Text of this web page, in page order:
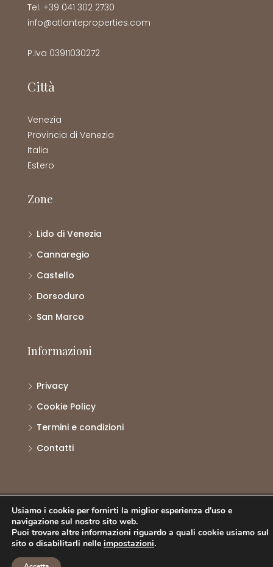
Tel. +39 041 302 2730
info@atlanteproperties.com
P.Iva 03911030272
Città
Venezia
Provincia di Venezia
Italia
Estero
Zone
Lido di Venezia
Cannaregio
Castello
Dorsoduro
San Marco
Informazioni
Privacy
Cookie Policy
Termini e condizioni
Contatti
© Atlante Properties - Tutti i diritti riservati.
Web DesignerNicolò Mainardi
Usiamo i cookie per fornirti la miglior esperienza d'uso e
navigazione sul nostro sito web.
Puoi trovare altre informazioni riguardo a quali cookie usiamo sul
sito o disabilitarli nelle impostazioni.